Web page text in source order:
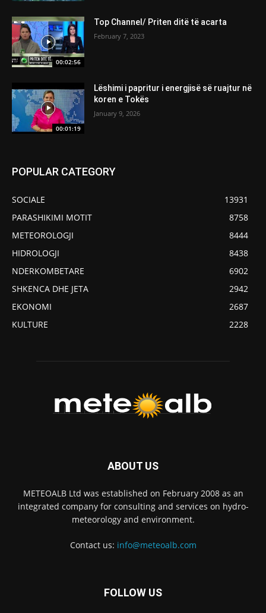
00:02:56
Top Channel/ Priten ditë të acarta
February 7, 2023
00:01:19
Lëshimi i papritur i energjisë së ruajtur në
koren e Tokës
January 9, 2026
POPULAR CATEGORY
SOCIALE
13931
PARASHIKIMI MOTIT
8758
METEOROLOGJI
8444
HIDROLOGJI
8438
NDERKOMBETARE
6902
SHKENCA DHE JETA
2942
EKONOMI
2687
KULTURE
2228
ABOUT US
METEOALB Ltd was established on February 2008 as an
integrated company for consulting and services on hydro-
meteorology and environment.
Contact us: info@meteoalb.com
FOLLOW US